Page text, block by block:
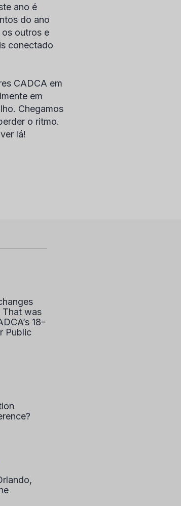
ano é
do ano
outros e
conectado
CADCA em
em
Chegamos
o ritmo.
lá!
was
18-
Public